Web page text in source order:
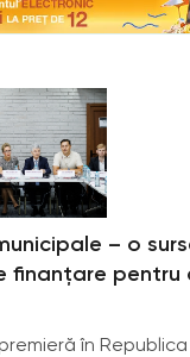
– o
finanțare pentru
în